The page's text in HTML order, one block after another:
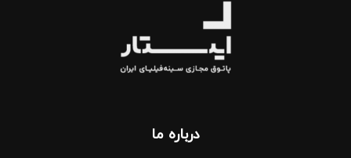
درباره‌ ما